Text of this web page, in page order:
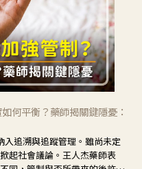
何平衡？藥師揭關鍵隱憂：
追溯與追蹤管理。雖尚未定
起社會議論。王人杰藥師表